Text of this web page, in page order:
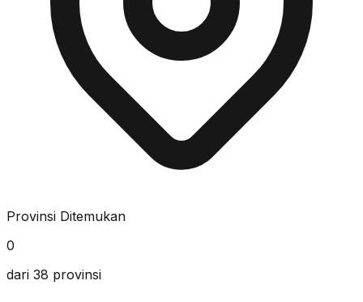
Provinsi Ditemukan
0
dari 38 provinsi